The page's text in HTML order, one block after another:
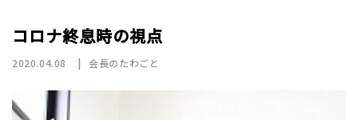
コロナ終息時の視点
2020.04.08 会長のたわごと